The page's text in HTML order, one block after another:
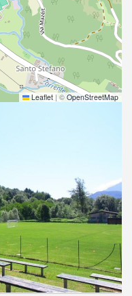
Leaflet | © OpenStreetMap